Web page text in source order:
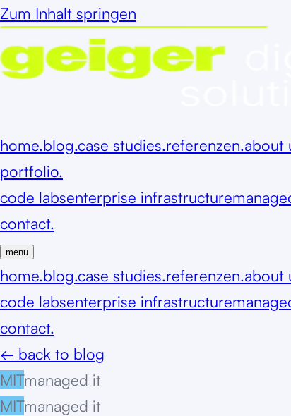
Zum Inhalt springen
home.blog.case studies.referenzen.about
portfolio.
code labsenterprise infrastructure
contact.
menu
home.blog.case studies.referenzen.about
code labsenterprise infrastructure
contact.
← back to blog
MITmanaged it
MITmanaged it